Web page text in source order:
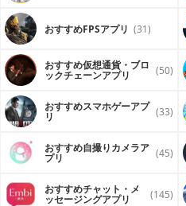
おすすめFPSアプリ (31)
おすすめ仮想通貨・ブロ
ックチェーンアプリ (50)
おすすめスマホゲーアプ
リ (33)
おすすめ自撮りカメラア
プリ (45)
おすすめチャット・メ
ッセージングアプリ (145)